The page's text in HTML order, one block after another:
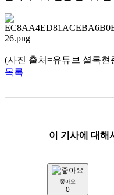
(사진 출처=유튜브 셜록
목록
이 기사에 대해
좋아요
0